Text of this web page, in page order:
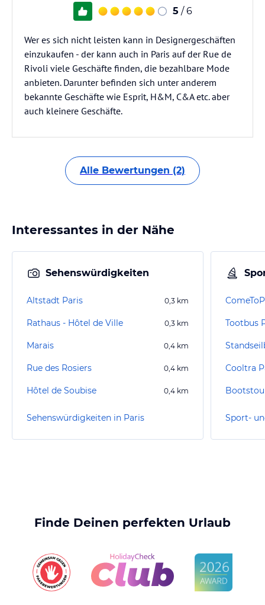
5 / 6
Wer es sich nicht leisten kann in Designergeschäften
einzukaufen - der kann auch in Paris auf der Rue de
Rivoli viele Geschäfte finden, die bezahlbare Mode
anbieten. Darunter befinden sich unter anderem
bekannte Geschäfte wie Esprit, H&M, C&A etc. aber
auch kleinere Geschäfte.
Alle Bewertungen (2)
Interessantes in der Nähe
Sehenswürdigkeiten
Altstadt Paris 0,3 km
Rathaus - Hôtel de Ville 0,3 km
Marais 0,4 km
Rue des Rosiers 0,4 km
Hôtel de Soubise 0,4 km
Sehenswürdigkeiten in Paris
Tootbus
Cooltra
Sport-
Finde Deinen perfekten Urlaub